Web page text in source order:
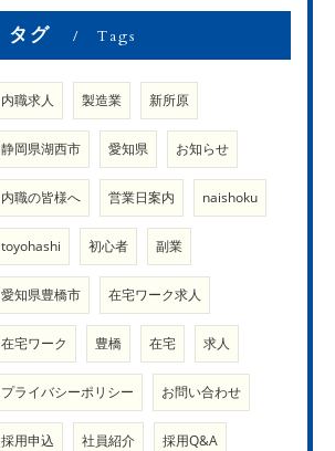
タグ Tags
内職求人 製造業 新所原
静岡県湖西市 愛知県 お知らせ
内職の皆様へ 営業日案内 naishoku
toyohashi 初心者 副業
愛知県豊橋市 在宅ワーク求人
在宅ワーク 豊橋 在宅 求人
プライバシーポリシー お問い合わせ
採用申込 社員紹介 採用Q&A